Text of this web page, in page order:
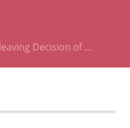
Decision of …